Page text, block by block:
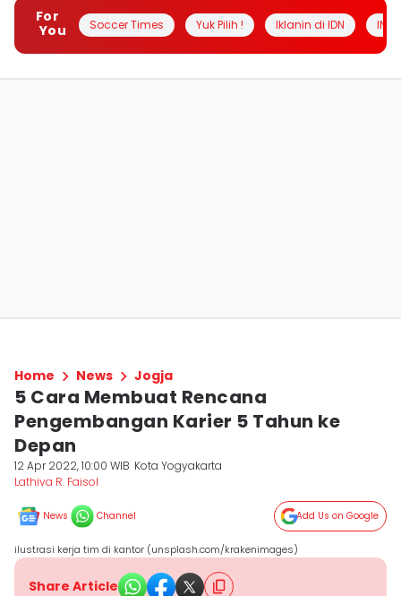
For
You
Soccer Times Yuk Pilih ! Iklanin di IDN
Home News Jogja
5 Cara Membuat Rencana
Pengembangan Karier 5 Tahun ke
Depan
12 Apr 2022, 10:00 WIB Kota Yogyakarta
Lathiva R. Faisol
News Channel Add Us on Google
ilustrasi kerja tim di kantor (unsplash.com/krakenimages)
Share Article